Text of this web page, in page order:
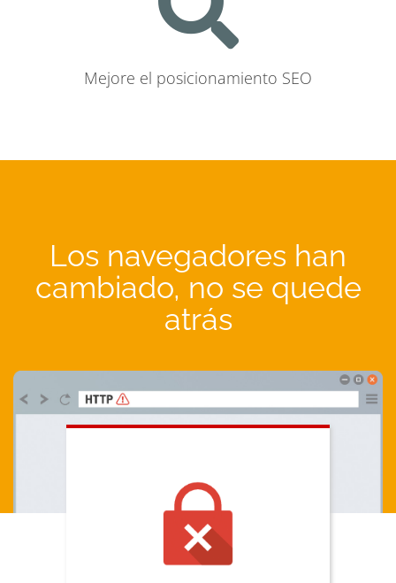
Mejore el posicionamiento SEO
Los navegadores han
cambiado, no se quede
atrás